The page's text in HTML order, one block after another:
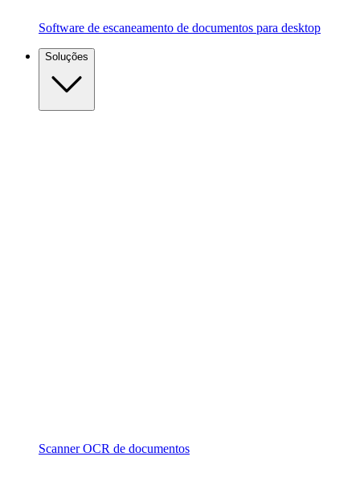
Software de escaneamento de documentos para desktop
Soluções
Scanner OCR de documentos